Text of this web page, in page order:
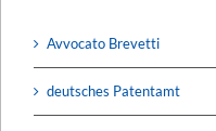
Avvocato Brevetti
deutsches Patentamt